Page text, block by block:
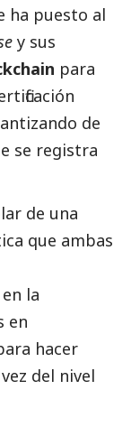
ha puesto al
y sus
para
de
se registra
de una
que ambas
la
en
hacer
del nivel